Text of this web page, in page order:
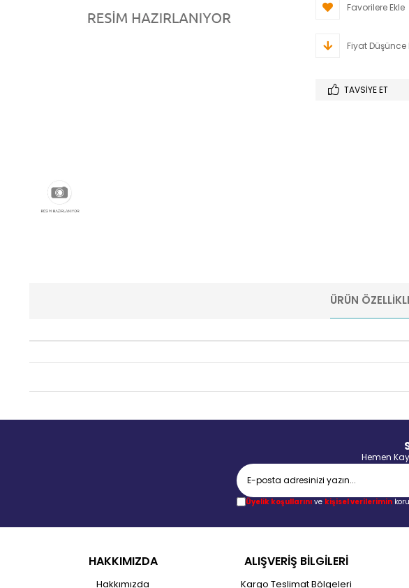
Favorilere Ekle
Fiyat Düşünce
TAVSIYE ET
ÜRÜN
Hemen
Üyelik koşullarınıve kişisel verilerimin
HAKKIMIZDA
Hakkımızda
ALIŞVERİŞ BİLGİLERİ
Kargo Teslimat Bölgeleri